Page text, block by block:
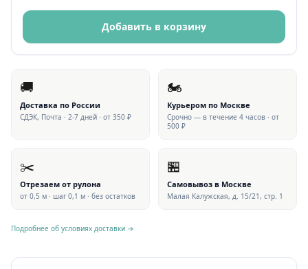
Добавить в корзину
🚚
Доставка по России
СДЭК, Почта · 2-7 дней · от 350 ₽
🏍
Курьером по Москве
Срочно — в течение 4 часов · от
500 ₽
✂️
Отрезаем от рулона
от 0,5 м · шаг 0,1 м · без остатков
🏪
Самовывоз в Москве
Малая Калужская, д. 15/21, стр. 1
Подробнее об условиях доставки →